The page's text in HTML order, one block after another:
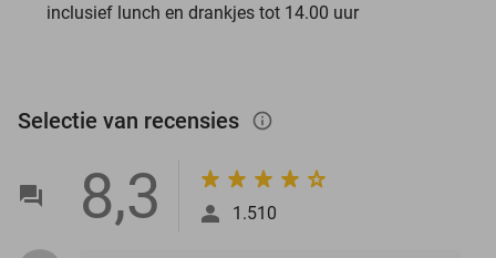
inclusief lunch en drankjes tot 14.00 uur
Selectie van recensies info_outlined
8,3 1.510